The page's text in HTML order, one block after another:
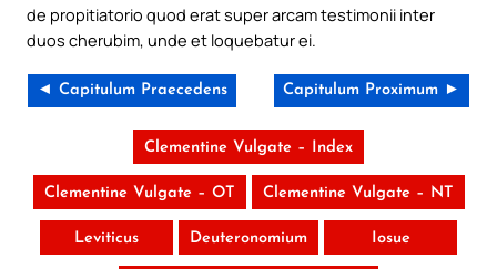
de propitiatorio quod erat super arcam testimonii inter
duos cherubim, unde et loquebatur ei.
◄ Capitulum Praecedens Capitulum Proximum ►
Clementine Vulgate – Index
Clementine Vulgate – OT Clementine Vulgate – NT
Leviticus Deuteronomium Iosue